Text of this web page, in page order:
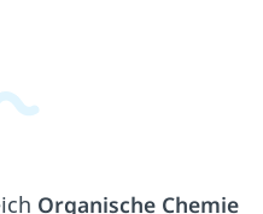
Organische Chemie